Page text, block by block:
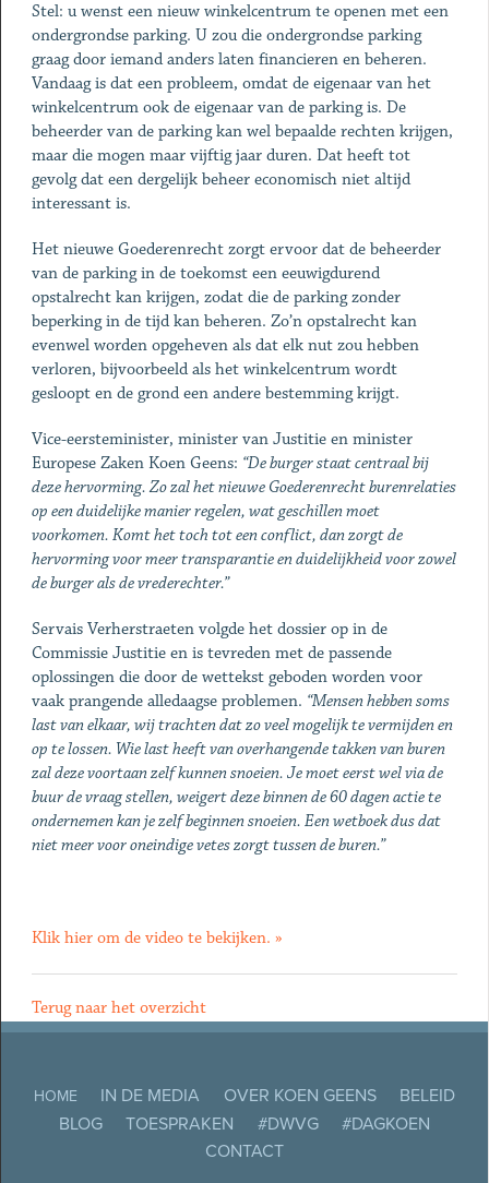
Stel: u wenst een nieuw winkelcentrum te openen met een
ondergrondse parking. U zou die ondergrondse parking
graag door iemand anders laten financieren en beheren.
Vandaag is dat een probleem, omdat de eigenaar van het
winkelcentrum ook de eigenaar van de parking is. De
beheerder van de parking kan wel bepaalde rechten krijgen,
maar die mogen maar vijftig jaar duren. Dat heeft tot
gevolg dat een dergelijk beheer economisch niet altijd
interessant is.
Het nieuwe Goederenrecht zorgt ervoor dat de beheerder
van de parking in de toekomst een eeuwigdurend
opstalrecht kan krijgen, zodat die de parking zonder
beperking in de tijd kan beheren. Zo’n opstalrecht kan
evenwel worden opgeheven als dat elk nut zou hebben
verloren, bijvoorbeeld als het winkelcentrum wordt
gesloopt en de grond een andere bestemming krijgt.
Vice-eersteminister, minister van Justitie en minister
Europese Zaken Koen Geens: “De burger staat centraal bij
deze hervorming. Zo zal het nieuwe Goederenrecht burenrelaties
op een duidelijke manier regelen, wat geschillen moet
voorkomen. Komt het toch tot een conflict, dan zorgt de
hervorming voor meer transparantie en duidelijkheid voor zowel
de burger als de vrederechter.”
Servais Verherstraeten volgde het dossier op in de
Commissie Justitie en is tevreden met de passende
oplossingen die door de wettekst geboden worden voor
vaak prangende alledaagse problemen. “Mensen hebben soms
last van elkaar, wij trachten dat zo veel mogelijk te vermijden en
op te lossen. Wie last heeft van overhangende takken van buren
zal deze voortaan zelf kunnen snoeien. Je moet eerst wel via de
buur de vraag stellen, weigert deze binnen de 60 dagen actie te
ondernemen kan je zelf beginnen snoeien. Een wetboek dus dat
niet meer voor oneindige vetes zorgt tussen de buren.”
Klik hier om de video te bekijken. »
Terug naar het overzicht
HOME IN DE MEDIA OVER KOEN GEENS
BELEID
BLOG
TOESPRAKEN #DWVG
#DAGKOEN
CONTACT